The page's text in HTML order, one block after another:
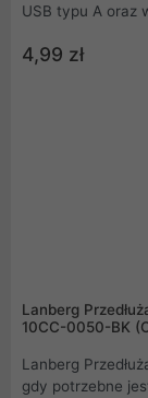
USB typu A oraz
Produkt
połączenia
4,99 zł
Lanberg
10CC-0050-BK
Lanberg
gdy potrzebne